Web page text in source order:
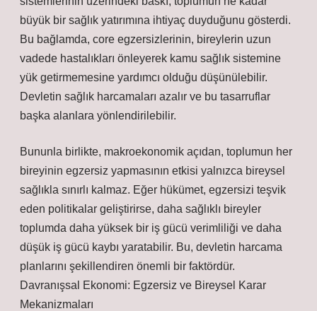
büyük bir sağlık yatırımına ihtiyaç duyduğunu gösterdi.
Bu bağlamda, core egzersizlerinin, bireylerin uzun
vadede hastalıkları önleyerek kamu sağlık sistemine
yük getirmemesine yardımcı olduğu düşünülebilir.
Devletin sağlık harcamaları azalır ve bu tasarruflar
başka alanlara yönlendirilebilir.
Bununla birlikte, makroekonomik açıdan, toplumun her
bireyinin egzersiz yapmasının etkisi yalnızca bireysel
sağlıkla sınırlı kalmaz. Eğer hükümet, egzersizi teşvik
eden politikalar geliştirirse, daha sağlıklı bireyler
toplumda daha yüksek bir iş gücü verimliliği ve daha
düşük iş gücü kaybı yaratabilir. Bu, devletin harcama
planlarını şekillendiren önemli bir faktördür.
Davranışsal Ekonomi: Egzersiz ve Bireysel Karar
Mekanizmaları